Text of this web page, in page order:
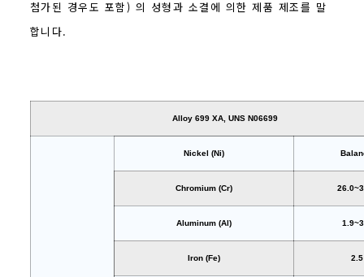
첨가된 경우도 포함) 의 성형과 소결에 의한 제품 제조를 말
합니다.
Alloy 699 XA, UNS N06699
Nickel (Ni)
Chromium (Cr)
Aluminum (Al)
Iron (Fe) 2.5